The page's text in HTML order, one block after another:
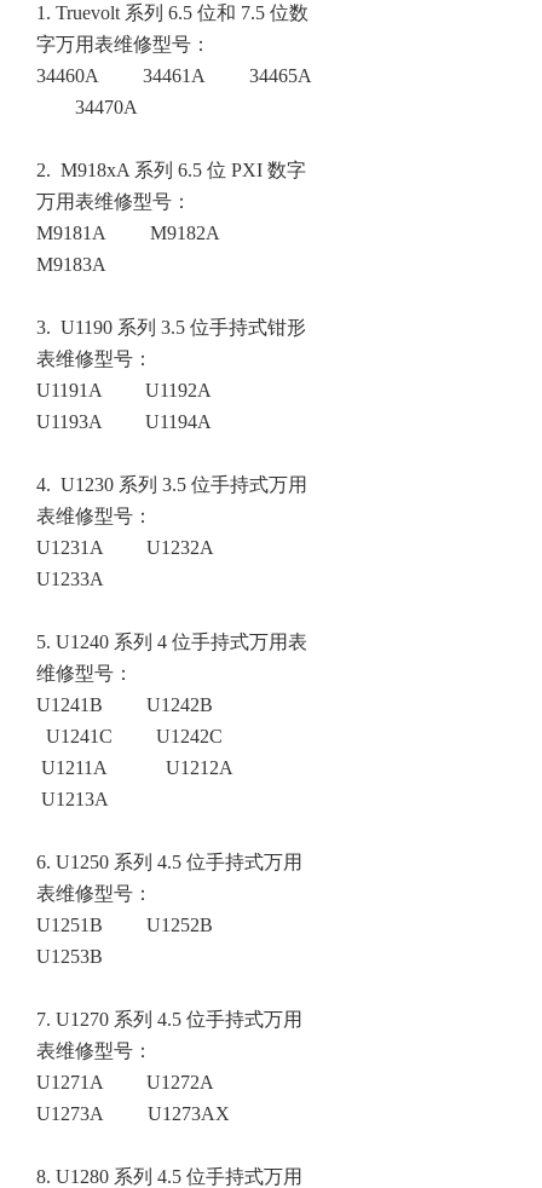
1. Truevolt 系列 6.5 位和 7.5 位数
字万用表维修型号 ：
34460A
34461A
34465A
34470A
2. M918xA 系列 6.5 位 PXI 数字
万用表维修型号 ：
M9181A
M9182A
M9183A
3. U1190 系列 3.5 位手持式钳形
表维修型号 ：
U1191A
U1192A
U1193A
U1194A
4. U1230 系列 3.5 位手持式万用
表维修型号 ：
U1231A
U1232A
U1233A
5. U1240 系列 4 位手持式万用表
维修型号 ：
U1241B
U1242B
U1241C
U1242C
U1211A
U1212A
U1213A
6. U1250 系列 4.5 位手持式万用
表维修型号 ：
U1251B
U1252B
U1253B
7. U1270 系列 4.5 位手持式万用
表维修型号 ：
U1271A
U1272A
U1273A
U1273AX
8. U1280 系列 4.5 位手持式万用